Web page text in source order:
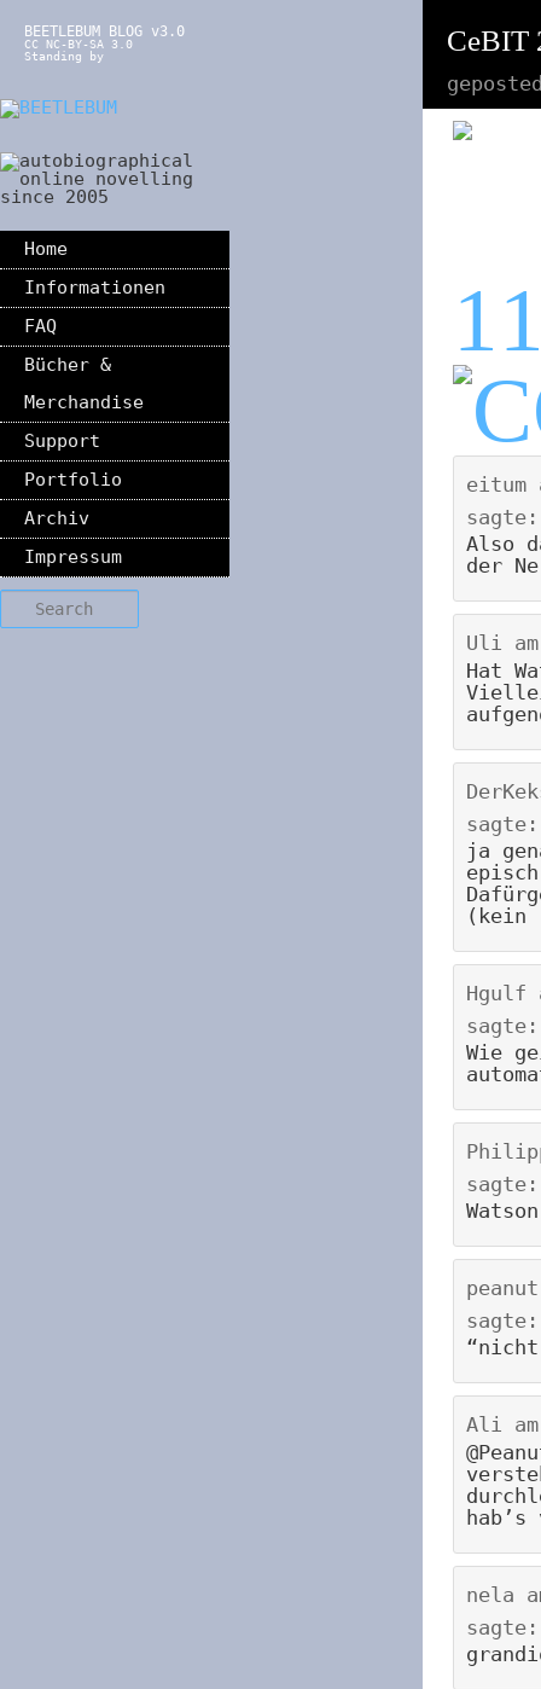
BEETLEBUM BLOG v3.0
CC NC-BY-SA 3.0
Standing by
Home
Informationen
FAQ
Bücher &
Merchandise
Support
Portfolio
Archiv
Impressum
Search
CeBIT
eitum
sagte:
Also
der
Uli
Hat
sagte:
ja
(kein
Hgulf
sagte:
Wie
sagte:
peanut
sagte:
Ali
nela
sagte: